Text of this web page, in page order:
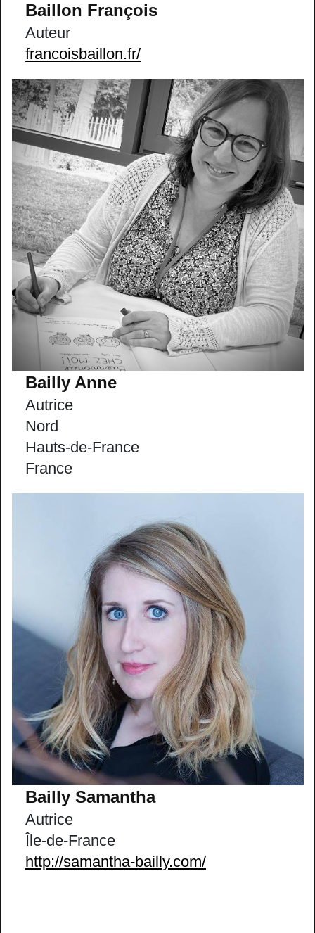
Baillon François
Auteur
francoisbaillon.fr/
Bailly Anne
Autrice
Nord
Hauts-de-France
France
Bailly Samantha
Autrice
Île-de-France
http://samantha-bailly.com/